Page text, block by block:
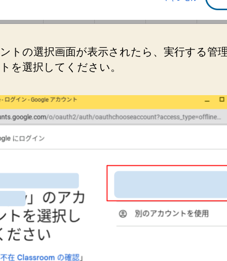
トの選択画面が表示されたら、実行する管
を選択してください。